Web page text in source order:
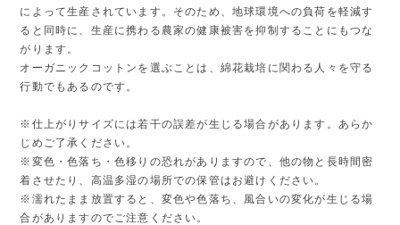
によって生産されています。そのため、地球環境への負荷を軽減す
ると同時に、生産に携わる農家の健康被害を抑制することにもつな
がります。
オーガニックコットンを選ぶことは、綿花栽培に関わる人々を守る
行動でもあるのです。
※仕上がりサイズには若干の誤差が生じる場合があります。あらか
じめご了承ください。
※変色・色落ち・色移りの恐れがありますので、他の物と長時間密
着させたり、高温多湿の場所での保管はお避けください。
※濡れたまま放置すると、変色や色落ち、風合いの変化が生じる場
合がありますのでご注意ください。